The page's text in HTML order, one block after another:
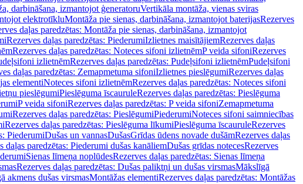
darbināšana, izmantojot ģeneratoruVertikāla montāža, vienas sviras
elektrotīkluMontāža pie sienas, darbināšana, izmantojot baterijasRezerves
daļas paredzētas: Montāža pie sienas, darbināšana, izmantojot
Rezerves daļas paredzētas: PiederumiIzlietnes maisītājiemRezerves daļas
Rezerves daļas paredzētas: Noteces sifoni izlietnēmP veida sifoniRezerves
izlietnēmRezerves daļas paredzētas: Pudeļsifoni izlietnēmPudeļsifoni
daļas paredzētas: Zemapmetuma sifoniIzlietnes pieslēgumiRezerves daļas
elementiNoteces sifoni izlietnēmRezerves daļas paredzētas: Noteces sifoni
pieslēgumiPieslēguma īscauruleRezerves daļas paredzētas: Pieslēguma
P veida sifoniRezerves daļas paredzētas: P veida sifoniZemapmetuma
Rezerves daļas paredzētas: PieslēgumiPiederumiNoteces sifoni saimniecības
Rezerves daļas paredzētas: Pieslēguma līkumiPieslēguma īscauruleRezerves
PiederumiDušas un vannasDušasGrīdas ūdens novade dušāmRezerves daļas
daļas paredzētas: Piederumi dušas kanāliemDušas grīdas notecesRezerves
Sienas līmeņa noplūdesRezerves daļas paredzētas: Sienas līmeņa
Rezerves daļas paredzētas: Dušas paliktņi un dušas virsmasMākslīgā
akmens dušas virsmasMontāžas elementiRezerves daļas paredzētas: Montāžas